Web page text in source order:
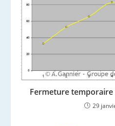
Fermeture temporaire
29